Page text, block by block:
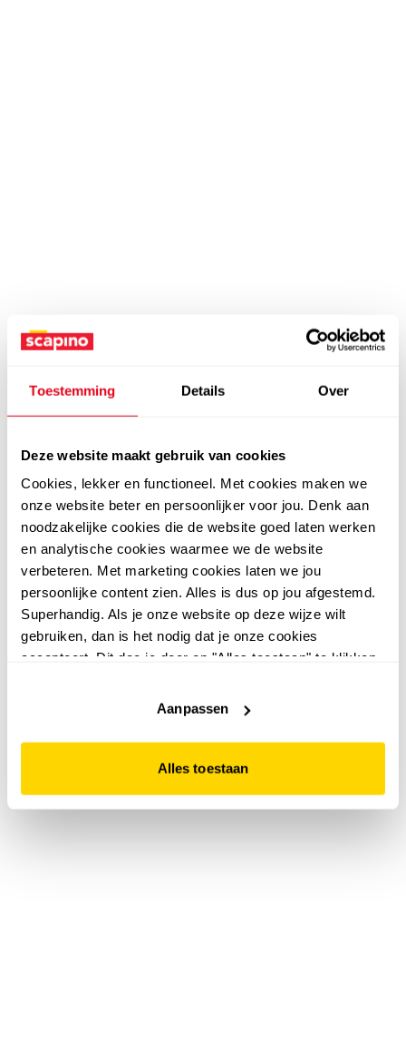
Toestemming Details Over
Deze website maakt gebruik van cookies
Cookies, lekker en functioneel. Met cookies maken we
onze website beter en persoonlijker voor jou. Denk aan
noodzakelijke cookies die de website goed laten werken
en analytische cookies waarmee we de website
verbeteren. Met marketing cookies laten we jou
persoonlijke content zien. Alles is dus op jou afgestemd.
Superhandig. Als je onze website op deze wijze wilt
gebruiken, dan is het nodig dat je onze cookies
accepteert. Dit doe je door op "Alles toestaan" te klikken.
website niet optimaal functioneert.
Aanpassen
Alles toestaan